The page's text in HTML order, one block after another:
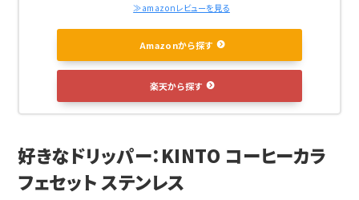
≫amazonレビューを見る
Amazonから探す
楽天から探す
好きなドリッパー：KINTO コーヒーカラ
フェセット ステンレス